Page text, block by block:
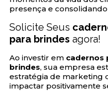
presença e
Solicite Seus
para brindes agora!
Ao investir em cadernos
brindes, sua empresa
estratégia de marketing
impactar positivamente